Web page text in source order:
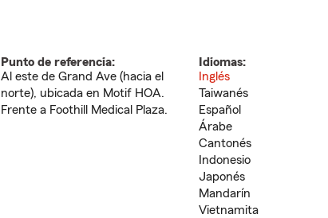
Punto de referencia:
Al este de Grand Ave (hacia el
norte), ubicada en Motif HOA.
Frente a Foothill Medical Plaza.
Idiomas:
Inglés
Taiwanés
Español
Árabe
Cantonés
Indonesio
Japonés
Mandarín
Vietnamita